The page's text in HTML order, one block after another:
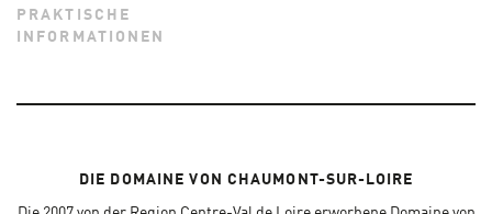
PRAKTISCHE
INFORMATIONEN
DIE DOMAINE VON CHAUMONT-SUR-LOIRE